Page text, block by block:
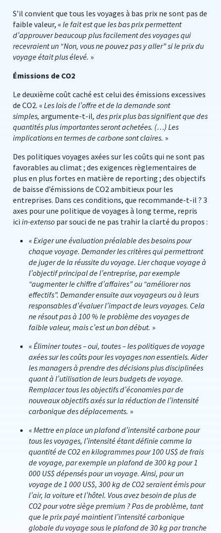
S’il convient que tous les voyages à bas prix ne sont pas de
faible valeur, « le fait est que les bas prix permettent
d’approuver beaucoup plus facilement des voyages qui
recevraient un “Non, vous ne pouvez pas y aller” si le prix du
voyage était plus élevé. »
Émissions de CO2
Le deuxième coût caché est celui des émissions excessives
de CO2. « Les lois de l’offre et de la demande sont
simples, argumente-t-il, des prix plus bas signifient que des
quantités plus importantes seront achetées. (…) Les
implications en termes de carbone sont claires. »
Des politiques voyages axées sur les coûts qui ne sont pas
favorables au climat ; des exigences règlementaires de
plus en plus fortes en matière de reporting ; des objectifs
de baisse d’émissions de CO2 ambitieux pour les
entreprises. Dans ces conditions, que recommande-t-il ? 3
axes pour une politique de voyages à long terme, repris
ici in-extenso par souci de ne pas trahir la clarté du propos :
« Exiger une évaluation préalable des besoins pour
chaque voyage. Demander les critères qui permettront
de juger de la réussite du voyage. Lier chaque voyage à
l’objectif principal de l’entreprise, par exemple
“augmenter le chiffre d’affaires” ou “améliorer nos
effectifs”. Demander ensuite aux voyageurs ou à leurs
responsables d’évaluer l’impact de leurs voyages. Cela
ne résout pas à 100 % le problème des voyages de
faible valeur, mais c’est un bon début. »
« Éliminer toutes – oui, toutes – les politiques de voyage
axées sur les coûts pour les voyages non essentiels. Aider
les managers à prendre des décisions plus disciplinées
quant à l’utilisation de leurs budgets de voyage.
Remplacer tous les objectifs d’économies par de
nouveaux objectifs axés sur la réduction de l’intensité
carbonique des déplacements. »
« Mettre en place un plafond d’intensité carbone pour
tous les voyages, l’intensité étant définie comme la
quantité de CO2 en kilogrammes pour 100 US$ de frais
de voyage, par exemple un plafond de 300 kg pour 1
000 US$ dépensés pour un voyage. Ainsi, pour un
voyage de 1 000 US$, 300 kg de CO2 seraient émis pour
l’air, la voiture et l’hôtel. Vous avez besoin de plus de
CO2 pour votre siège premium ? Pas de problème, tant
que le prix payé maintient l’intensité carbonique
globale du voyage sous le plafond de 30 kg par tranche